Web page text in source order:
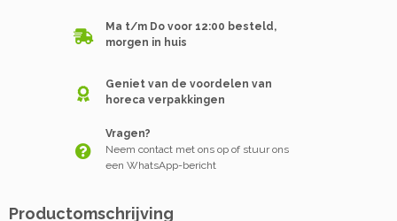
Ma t/m Do voor 12:00 besteld,
morgen in huis
Geniet van de voordelen van
horeca verpakkingen
Vragen?
Neem contact met ons op of stuur ons
een WhatsApp-bericht
Productomschrijving